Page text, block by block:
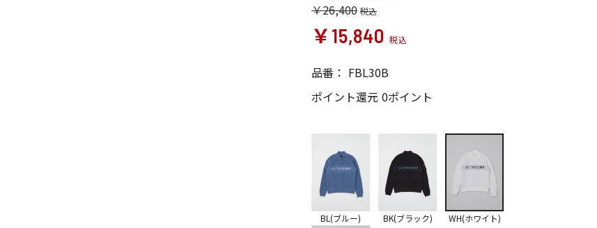
￥26,400
￥15,840
品番： FBL30B
ポイント還元 0ポイント
BL(ブルー) BK(ブラック) WH(ホワイト)